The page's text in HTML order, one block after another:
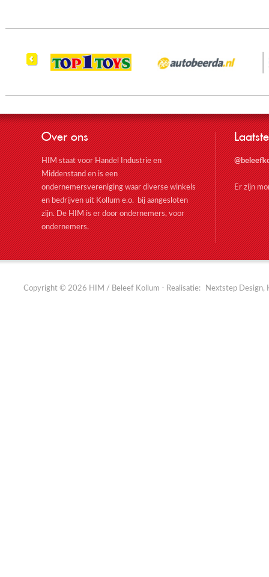
Over ons
HIM staat voor Handel Industrie en
Middenstand en is een
ondernemersvereniging waar diverse winkels
en bedrijven uit Kollum e.o. bij aangesloten
zijn. De HIM is er door ondernemers, voor
ondernemers.
Er zijn
Copyright © 2026 HIM / Beleef Kollum - Realisatie: Nextstep Design,